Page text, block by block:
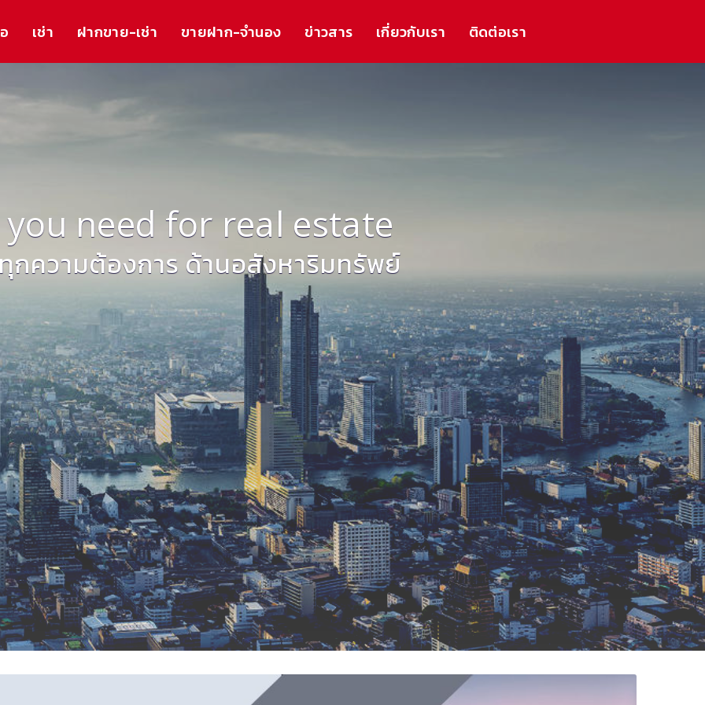
เช่า ฝากขาย-เช่า ขายฝาก-จำนอง ข่าวสาร เกี่ยวกับเรา ติดต่อเรา
need for real estate
กความต้องการ ด้านอสังหาริมทรัพย์